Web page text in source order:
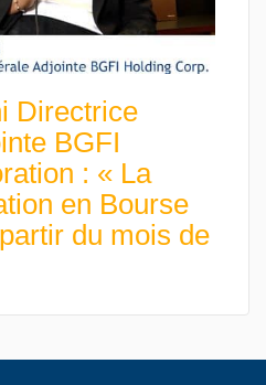
Directrice
BGFI
: « La
en Bourse
du mois de